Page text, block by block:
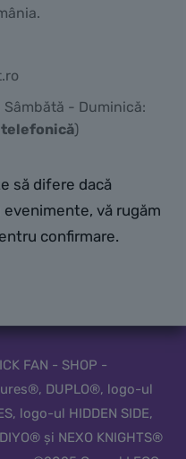
- Duminică:
telefonică)
să difere dacă
vă rugăm
confirmare.
FAN - SHOP -
DUPLO®, logo-ul
logo-ul HIDDEN SIDE,
și NEXO KNIGHTS®